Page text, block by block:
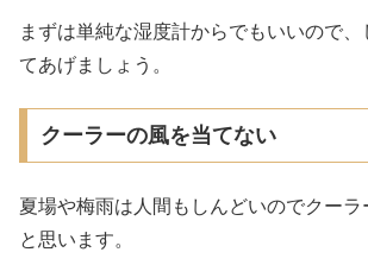
まずは単純な湿度計からでもいいので
てあげましょう。
クーラーの風を当てない
夏場や梅雨は人間もしんどいのでクー
と思います。